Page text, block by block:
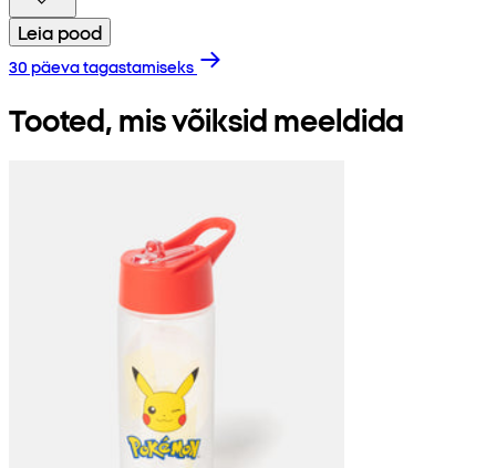
Leia pood
30 päeva tagastamiseks
Tooted, mis võiksid meeldida